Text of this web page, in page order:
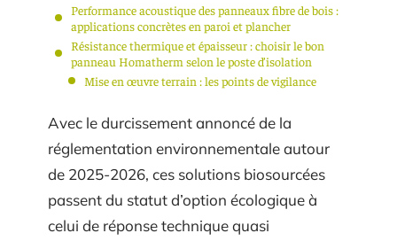
Performance acoustique des panneaux fibre de bois :
applications concrètes en paroi et plancher
Résistance thermique et épaisseur : choisir le bon
panneau Homatherm selon le poste d’isolation
Mise en œuvre terrain : les points de vigilance
Avec le durcissement annoncé de la
réglementation environnementale autour
de 2025-2026, ces solutions biosourcées
passent du statut d’option écologique à
celui de réponse technique quasi